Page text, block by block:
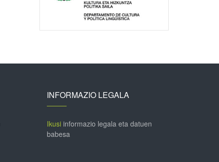
INFORMAZIO LEGALA
Ikusiinformazio legala eta datuen
babesa